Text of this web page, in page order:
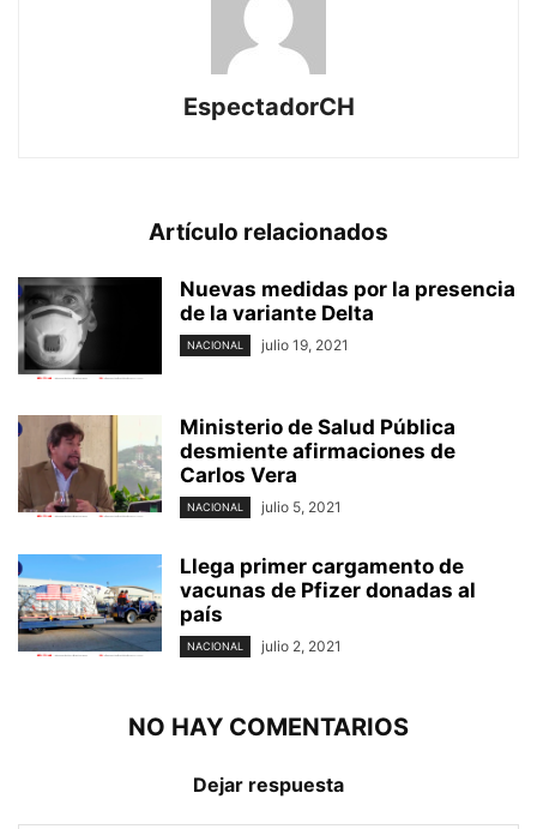
EspectadorCH
Artículo relacionados
Nuevas medidas por la presencia
de la variante Delta
NACIONAL julio 19, 2021
Ministerio de Salud Pública
desmiente afirmaciones de
Carlos Vera
NACIONAL julio 5, 2021
Llega primer cargamento de
vacunas de Pfizer donadas al
país
NACIONAL julio 2, 2021
NO HAY COMENTARIOS
Dejar respuesta